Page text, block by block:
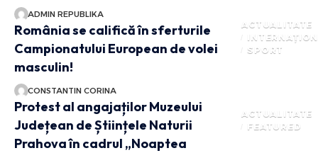
ADMIN REPUBLIKA
ACTUALITATE
SPORT
România se califică în sferturile
Campionatului European de volei
masculin!
CONSTANTIN CORINA
ACTUALITATE
FEATURED
Protest al angajaților Muzeului
Județean de Științele Naturii
Prahova în cadrul „Noaptea